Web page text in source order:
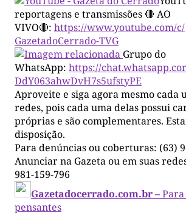
reportagens e transmissões 🔴 AO
VIVO🔴: https://www.youtube.com/c/
GazetadoCerrado-TVG
Grupo do
WhatsApp: https://
DdY063ahwDvH7s5ufstyPE
Aproveite e siga agora mesmo cada
redes, pois cada uma delas possui
próprias e são complementares.
disposição.
Para denúncias ou coberturas: (63)
Anunciar na Gazeta ou em suas
981-159-796
Gazetadocerrado.com.br –
pensantes